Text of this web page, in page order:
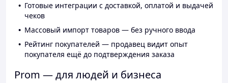
Готовые интеграции с доставкой, оплатой и выдачей
чеков
Массовый импорт товаров — без ручного ввода
Рейтинг покупателей — продавец видит опыт
покупателя ещё до подтверждения заказа
Prom — для людей и бизнеса